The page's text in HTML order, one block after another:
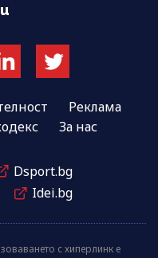
Реклама
За нас
Dsport.bg
Idei.bg
с хиперлинк е